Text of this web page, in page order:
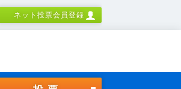
ネット投票会員登録